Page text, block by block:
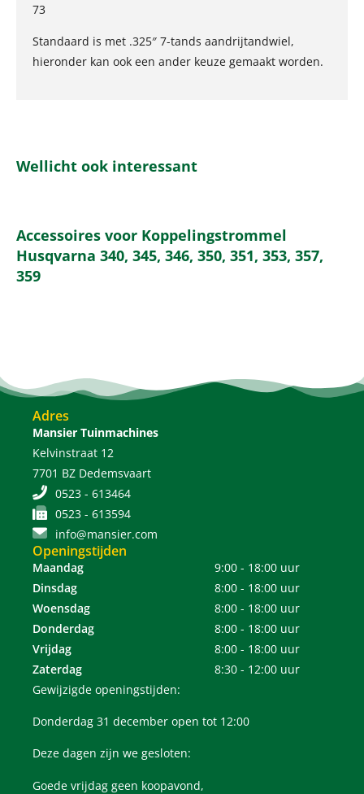
73
Standaard is met .325″ 7-tands aandrijtandwiel,
hieronder kan ook een ander keuze gemaakt worden.
Wellicht ook interessant
Accessoires voor Koppelingstrommel
Husqvarna 340, 345, 346, 350, 351, 353, 357,
359
Adres
Mansier Tuinmachines
Kelvinstraat 12
7701 BZ Dedemsvaart
0523 - 613464
0523 - 613594
info@mansier.com
Openingstijden
Maandag
9:00 - 18:00 uur
Dinsdag
8:00 - 18:00 uur
Woensdag
8:00 - 18:00 uur
Donderdag
8:00 - 18:00 uur
Vrijdag
8:00 - 18:00 uur
Zaterdag
8:30 - 12:00 uur
Gewijzigde openingstijden:
Donderdag 31 december open tot 12:00
Deze dagen zijn we gesloten:
Goede vrijdag geen koopavond,